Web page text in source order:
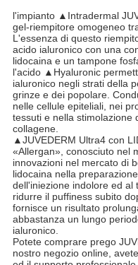
l'impianto ▲Intradermal
gel-riempitore omogeneo
L'essenza di questo
acido ialuronico con una
lidocaina e un tampone
l'acido ▲Hyaluronic
ialuronico negli strati della
grinze e dei popolare.
nelle cellule epiteliali, nei
tessuti e nella stimolazione
collagene.
▲JUVEDERM Ultra4 con
«Allergan», conosciuto nel
innovazioni nel mercato di
lidocaina nella
dell'iniezione indolore ed al
ridurre il puffiness subito
fornisce un risultato
abbastanza un lungo
ialuronico.
Potete comprare prego
nostro negozio online,